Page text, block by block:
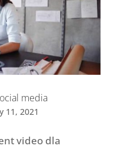
media
11, 2021
video dla